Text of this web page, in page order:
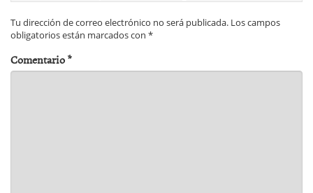
Tu dirección de correo electrónico no será publicada. Los campos
obligatorios están marcados con *
Comentario*